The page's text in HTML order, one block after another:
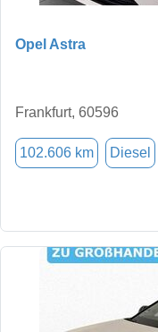
Opel Astra
Frankfurt, 60596
102.606 km Diesel